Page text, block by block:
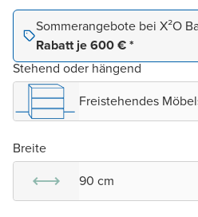
Sommerangebote bei X²O
Rabatt je 600 € *
Stehend oder hängend
Freistehendes
Breite
90 cm